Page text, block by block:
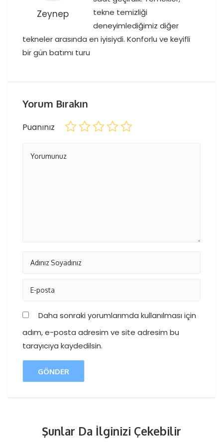
Zeynep
tekne temizliği
deneyimlediğimiz diğer
tekneler arasında en iyisiydi. Konforlu ve keyifli
bir gün batımı turu
Yorum Bırakın
Puanınız
Daha sonraki yorumlarımda kullanılması için
adım, e-posta adresim ve site adresim bu
tarayıcıya kaydedilsin.
Şunlar Da İlginizi Çekebilir